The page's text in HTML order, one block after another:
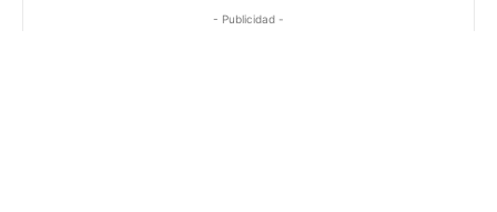
- Publicidad -